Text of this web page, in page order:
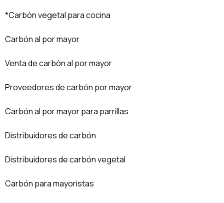
*Carbón vegetal para cocina
Carbón al por mayor
Venta de carbón al por mayor
Proveedores de carbón por mayor
Carbón al por mayor para parrillas
Distribuidores de carbón
Distribuidores de carbón vegetal
Carbón para mayoristas